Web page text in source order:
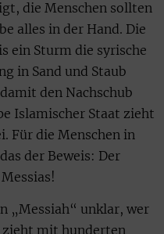
die Menschen sollten
alles in der Hand. Die
ein Sturm die syrische
in Sand und Staub
den Nachschub
Islamischer Staat zieht
Für die Menschen in
der Beweis: Der
„Messiah“ unklar, wer
mit hunderten